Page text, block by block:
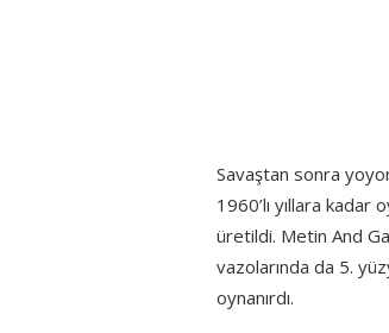
Savaştan sonra
1960’lı yıllara
üretildi. Metin And
vazolarında da 5.
oynanırdı.